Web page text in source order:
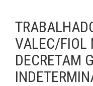
VALEC/FIOL
DECRETAM